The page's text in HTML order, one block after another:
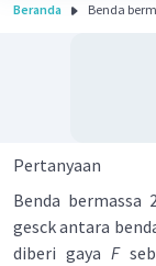
Beranda Benda
Pertanyaan
Benda
gesck antara
diberi gaya F